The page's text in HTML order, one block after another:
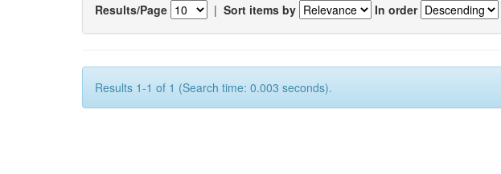
Results/Page | Sort items by In order
Results 1-1 of 1 (Search time: 0.003 seconds).